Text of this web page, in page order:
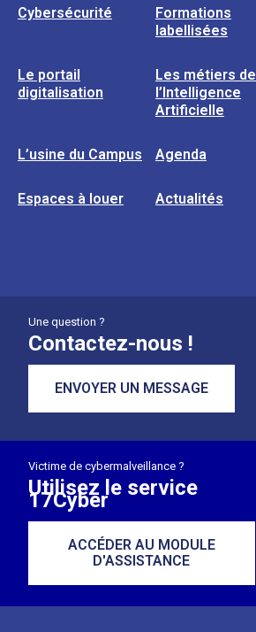
Cybersécurité
Formations
labellisées
Le portail
digitalisation
Les métiers de
l’Intelligence
Artificielle
L’usine du Campus Agenda
Espaces à louer Actualités
Une question ?
Contactez-nous !
ENVOYER UN MESSAGE
Victime de cybermalveillance ?
Utilisez le service
17Cyber
ACCÉDER AU MODULE
D'ASSISTANCE